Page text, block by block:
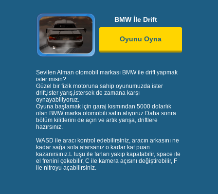
BMW İle Drift
Oyunu Oyna
Sevilen Alman otomobil markası BMW ile drift yapmak
ister misin?
Güzel bir fizik motoruna sahip oyunumuzda ister
drift,ister yarış,istersek de zamana karşı
oynayabiliyoruz.
Oyuna başlamak için garaj kısmından 5000 dolarlık
olan BMW marka otomobili satın alıyoruz.Daha sonra
bölüm kilitlerini de açın ve artık yarışa, driftlere
hazırsınız.
WASD ile aracı kontrol edebilirsiniz, aracın arkasını ne
kadar sağa sola atarsanız o kadar kat puan
kazanırsınız.L tuşu ile farları yakıp kapatabilir, space ile
el frenini çekebilir, C ile kamera açısını değiştirebilir, F
ile nitroyu açabilirsiniz.